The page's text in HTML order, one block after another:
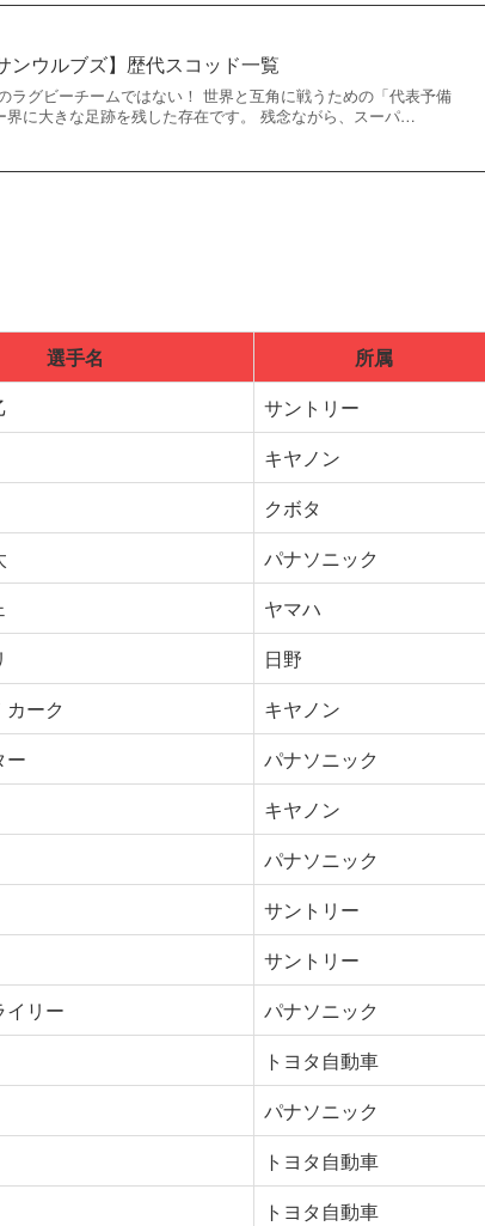
ンウルブズ】歴代スコッド一覧
ラグビーチームではない！ 世界と互角に戦うための「代表予備
界に大きな足跡を残した存在です。 残念ながら、スーパ…
選手名
所属
サントリー
キヤノン
クボタ
パナソニック
ヤマハ
日野
ーク
キヤノン
ー
パナソニック
キヤノン
パナソニック
サントリー
サントリー
イリー
パナソニック
トヨタ自動車
パナソニック
トヨタ自動車
トヨタ自動車